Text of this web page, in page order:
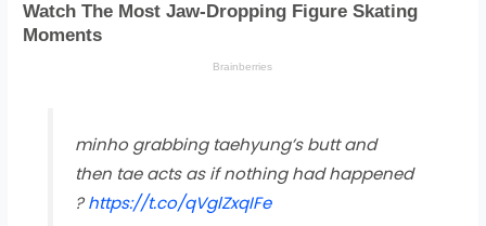
minho grabbing taehyung’s butt and
then tae acts as if nothing had happened
?https://t.co/qVglZxqIFe